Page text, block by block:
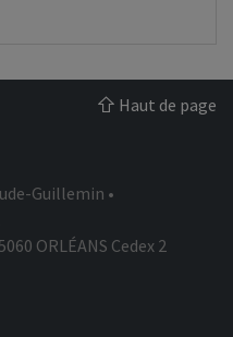
Haut de page
Guillemin •
ORLÉANS Cedex 2